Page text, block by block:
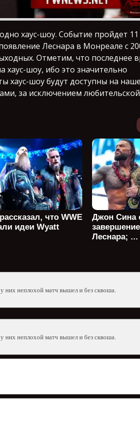
хаус-шоу. Событие пройдет
Леснара в Монреале с
Отметим, что последнее
хаус-шоу, ибо это значительно
хаус-шоу будут доступны на
за исключением любительской
что WWE
идеи Wyatt
Джон Сина
Леснара; ...
них неплохой матч вышел и без сквоша.
них неплохой матч вышел и без сквоша.